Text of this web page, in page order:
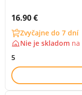
Cena s DPH:
16.90 €
Zvyčajne do 7 dní
Nie je skladom na
5